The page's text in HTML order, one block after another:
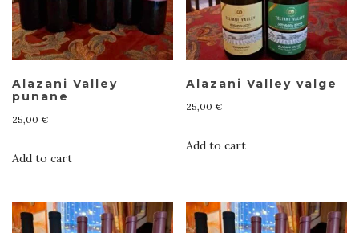
Alazani Valley
punane
25,00 €
Add to cart
Alazani Valley valge
25,00 €
Add to cart